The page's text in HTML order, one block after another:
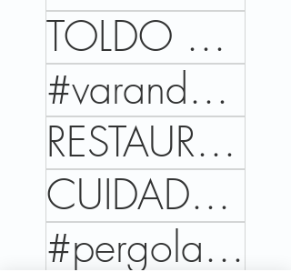
TOLDO DE AVANÇO
#varandas #arquitetura #design #ambientes #paisagismo #casa #janelas #arquiteturadeexteriores #decor
RESTAURANTE
CUIDADO DA ALMA
#pergolabrise #gazebo #wellness #bemestar #areaexterna #arthurdecor